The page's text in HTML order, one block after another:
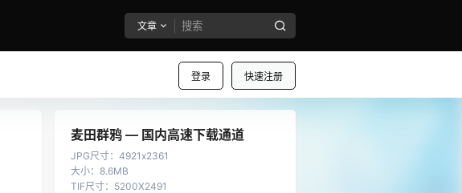
文章
登录 快速注册
麦田群鸦 — 国内高速下载通道
JPG尺寸： 4921x2361
大小： 8.6MB
TIF尺寸： 5200X2491